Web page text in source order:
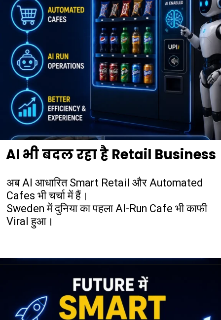
AI भी बदल रहा है Retail Business
अब AI आधारित Smart Retail और Automated
Cafes भी चर्चा में हैं।
Sweden में दुनिया का पहला AI-Run Cafe भी काफी
Viral हुआ।